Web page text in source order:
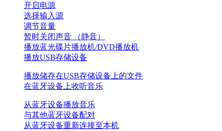
开启电源
选择输入源
调节音量
暂时关闭声音 （静音）
播放蓝光碟片播放机/DVD播放机
播放USB存储设备
播放储存在USB存储设备上的文件
在蓝牙设备上收听音乐
从蓝牙设备播放音乐
与其他蓝牙设备配对
从蓝牙设备重新连接至本机